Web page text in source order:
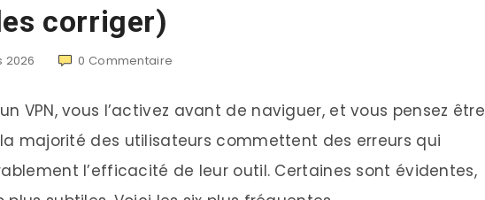
corriger)
2026 0 Commentaire
VPN, vous l’activez avant de naviguer, et vous pensez être
majorité des utilisateurs commettent des erreurs qui
l’efficacité de leur outil. Certaines sont évidentes,